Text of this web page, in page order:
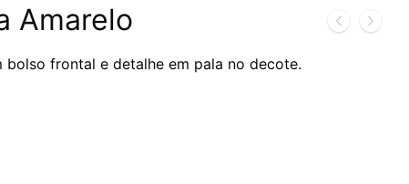
Amarelo
frontal e detalhe em pala no decote.